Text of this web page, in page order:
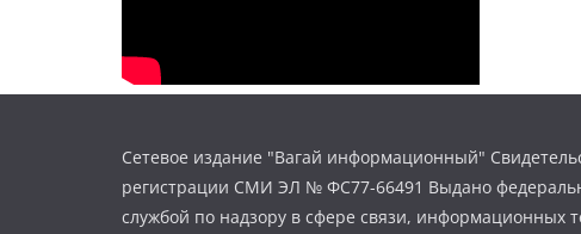
Сетевое издание "Вагай информационный"
регистрации СМИ ЭЛ № ФС77-66491 Выдано
службой по надзору в сфере связи, информационных